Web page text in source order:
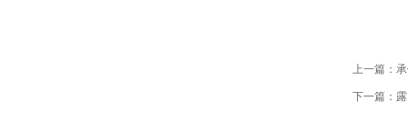
上一篇：
下一篇：